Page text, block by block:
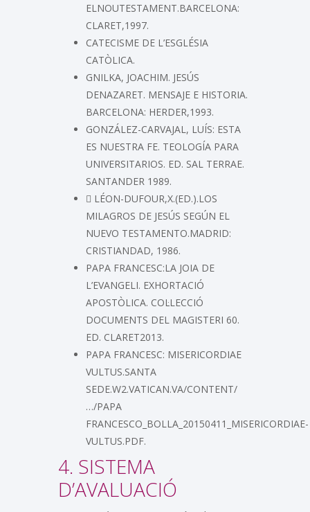
ELNOUTESTAMENT.BARCELONA:
CLARET,1997.
CATECISME DE L’ESGLÉSIA
CATÒLICA.
GNILKA, JOACHIM. JESÚS
DENAZARET. MENSAJE E HISTORIA.
BARCELONA: HERDER,1993.
GONZÁLEZ-CARVAJAL, LUÍS: ESTA
ES NUESTRA FE. TEOLOGÍA PARA
UNIVERSITARIOS. ED. SAL TERRAE.
SANTANDER 1989.
 LÉON-DUFOUR,X.(ED.).LOS
MILAGROS DE JESÚS SEGÚN EL
NUEVO TESTAMENTO.MADRID:
CRISTIANDAD, 1986.
PAPA FRANCESC:LA JOIA DE
L’EVANGELI. EXHORTACIÓ
APOSTÒLICA. COL·LECCIÓ
DOCUMENTS DEL MAGISTERI 60.
ED. CLARET2013.
PAPA FRANCESC: MISERICORDIAE
VULTUS.SANTA
SEDE.W2.VATICAN.VA/CONTENT/
…/PAPA
FRANCESCO_BOLLA_20150411_MISERICORDIAE-
VULTUS.PDF.
4. SISTEMA
D’AVALUACIÓ